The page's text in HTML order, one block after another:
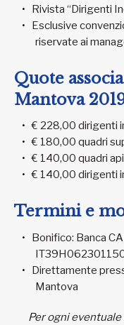
Rivista “Dirigenti
Esclusive
riservate ai
Quote
Mantova
€ 228,00 dirigenti
€ 180,00 quadri
€ 140,00 quadri
€ 140,00 dirigenti
Termini e
Bonifico: Banca
Direttamente
Mantova
Per ogni